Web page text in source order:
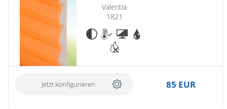
Valentia
1821
Jetzt konfigurieren 85 EUR